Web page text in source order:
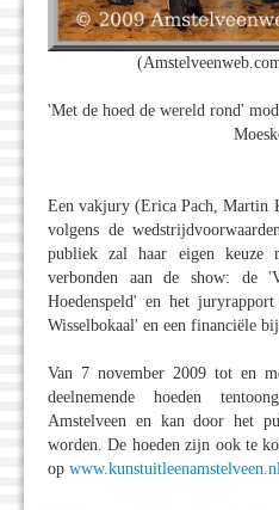
'Met de hoed de wereld rond'
Een vakjury (Erica Pach, Martin
volgens de
publiek zal haar eigen keuze
verbonden aan de show: de
Hoedenspeld' en het
Wisselbokaal' en een financiële
Van 7 november 2009 tot en
deelnemende hoeden
Amstelveen en kan door het
worden. De hoeden zijn ook te
op www.kunstuitleenamstelveen.nl